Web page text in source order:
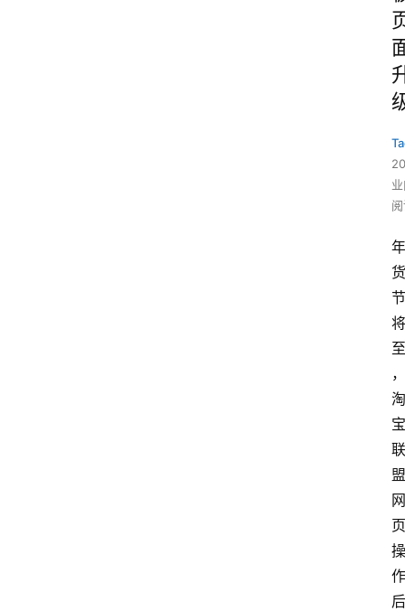
年
货
节
将
至
，
淘
宝
联
盟
网
页
操
作
后